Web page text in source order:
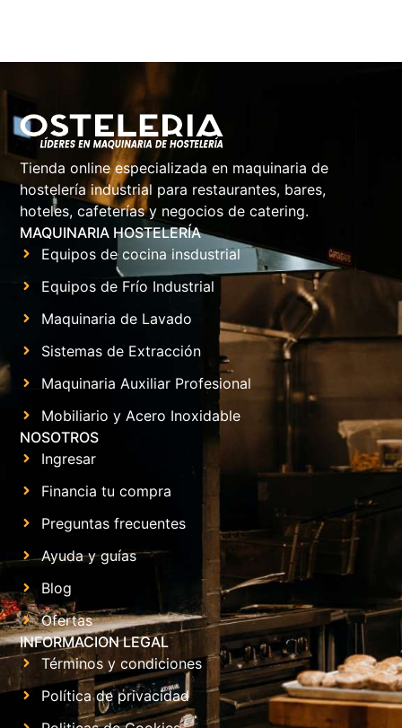
Tienda online especializada en maquinaria de
hostelería industrial para restaurantes, bares,
hoteles, cafeterías y negocios de catering.
MAQUINARIA HOSTELERÍA
Equipos de cocina insdustrial
Equipos de Frío Industrial
Maquinaria de Lavado
Sistemas de Extracción
Maquinaria Auxiliar Profesional
Mobiliario y Acero Inoxidable
NOSOTROS
Ingresar
Financia tu compra
Preguntas frecuentes
Ayuda y guías
Blog
Ofertas
INFORMACION LEGAL
Términos y condiciones
Política de privacidad